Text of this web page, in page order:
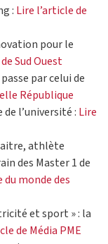
: Lire l’article de
pour le
Sud Ouest
par celui de
République
l’université : Lire
athlète
des Master 1 de
du monde des
et sport » : la
de Média PME